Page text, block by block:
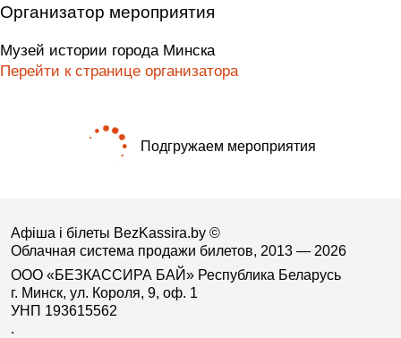
Организатор мероприятия
Музей истории города Минска
Перейти к странице организатора
Подгружаем мероприятия
Афіша і білеты BezKassira.by ©
Облачная система продажи билетов, 2013 — 2026
ООО «БЕЗКАССИРА БАЙ» Республика Беларусь
г. Минск, ул. Короля, 9, оф. 1
УНП 193615562
.